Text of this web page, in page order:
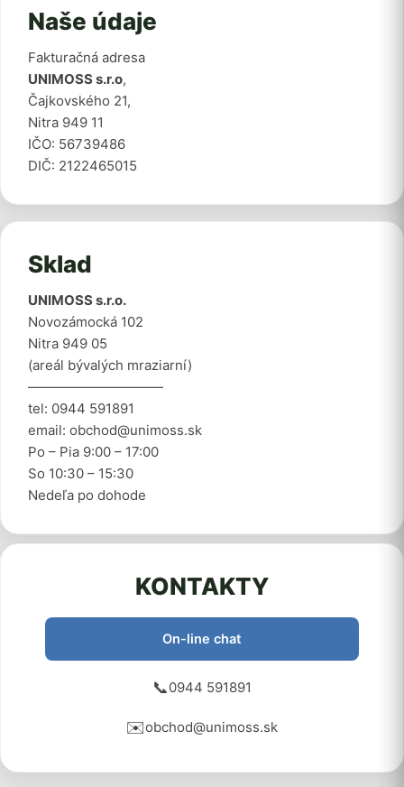
Naše údaje
Fakturačná adresa
UNIMOSS s.r.o,
Čajkovského 21,
Nitra 949 11
IČO: 56739486
DIČ: 2122465015
Sklad
UNIMOSS s.r.o.
Novozámocká 102
Nitra 949 05
(areál bývalých mraziarní)
——————————
tel: 0944 591891
email: obchod@unimoss.sk
Po – Pia 9:00 – 17:00
So 10:30 – 15:30
Nedeľa po dohode
KONTAKTY
On-line chat
📞0944 591891
✉️obchod@unimoss.sk